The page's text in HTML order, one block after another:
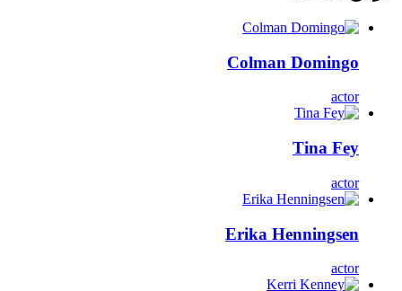
Colman Domingo
actor
Tina Fey
actor
Erika Henningsen
actor